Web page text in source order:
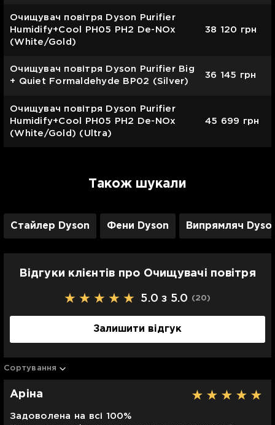
Очищувач повітря Dyson Purifier
Humidify+Cool PH05 PH2 De-NOx
(White/Gold)
38 120 грн
Очищувач повітря Dyson Purifier Big
+ Quiet Formaldehyde BP02 (Silver)
36 145 грн
Очищувач повітря Dyson Purifier
Humidify+Cool PH05 PH2 De-NOx
(White/Gold) (Ultra)
45 699 грн
Також шукали
Стайлер Dyson Фени Dyson Випрямляч
Відгуки клієнтів про Очищувачі повітря
5.0 з 5.0 (20)
Залишити відгук
Сортування
Аріна
Задоволена на всі 100%